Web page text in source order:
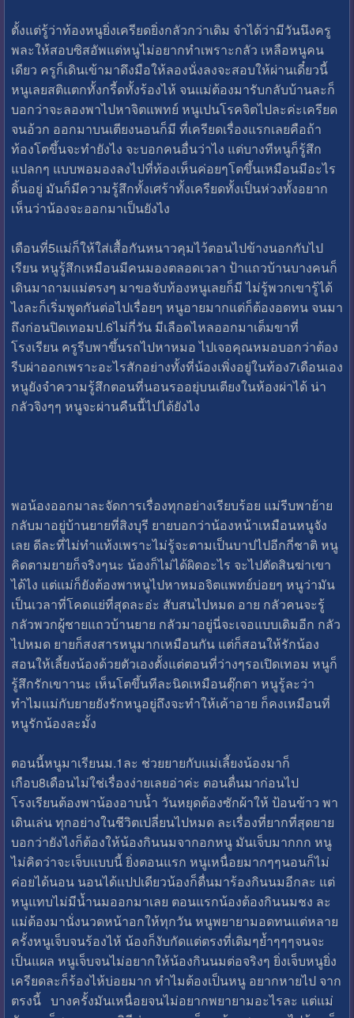
ตั้งแต่รู้ว่าท้องหนูยิ่งเครียดยิ่งกลัวกว่าเดิม จำได้ว่ามีวันนึงครู
พละให้สอบซิสอัพแต่หนูไม่อยากทำเพราะกลัว เหลือหนูคน
เดียว ครูก็เดินเข้ามาดึงมือให้ลองนั่งลงจะสอบให้ผ่านเดี๋ยวนี้
หนูเลยสติแตกทั้งกรี้ดทั้งร้องไห้ จนแม่ต้องมารับกลับบ้านละก็
บอกว่าจะลองพาไปหาจิตแพทย์ หนูเปนโรคจิตไปละค่ะเครียด
จนอ้วก ออกมาบนเตียงนอนก็มี ที่เครียดเรื่องแรกเลยคือถ้า
ท้องโตขึ้นจะทำยังไง จะบอกคนอื่นว่าไง แต่บางทีหนูก็รู้สึก
แปลกๆ แบบพอมองลงไปที่ท้องเห็นค่อยๆโตขึ้นเหมือนมีอะไร
ดิ้นอยู่ มันก็มีความรู้สึกทั้งเศร้าทั้งเครียดทั้งเป็นห่วงทั้งอยาก
เห็นว่าน้องจะออกมาเป็นยังไง
เดือนที่5แม่ก็ให้ใส่เสื้อกันหนาวคุมไว้ตอนไปข้างนอกกับไป
เรียน หนูรู้สึกเหมือนมีคนมองตลอดเวลา ป้าแถวบ้านบางคนก็
เดินมาถามแม่ตรงๆ มาขอจับท้องหนูเลยก็มี ไม่รู้พวกเขารู้ได้
ไงละก็เริ่มพูดกันต่อไปเรื่อยๆ หนูอายมากแต่ก็ต้องอดทน จนมา
ถึงก่อนปิดเทอมป.6ไม่กี่วัน มีเลือดไหลออกมาเต็มขาที่
โรงเรียน ครูรีบพาขึ้นรถไปหาหมอ ไปเจอคุณหมอบอกว่าต้อง
รีบผ่าออกเพราะอะไรสักอย่างทั้งที่น้องเพิ่งอยู่ในท้อง7เดือนเอง
หนูยังจำความรู้สึกตอนที่นอนรออยุ่บนเตียงในห้องผ่าได้ น่า
กลัวจิงๆๆ หนูจะผ่านคืนนี้ไปได้ยังไง
พอน้องออกมาละจัดการเรื่องทุกอย่างเรียบร้อย แม่รีบพาย้าย
กลับมาอยู่บ้านยายที่สิงบุรี ยายบอกว่าน้องหน้าเหมือนหนูจัง
เลย ดีละที่ไม่ทำแท้งเพราะไม่รู้จะตามเป็นบาปไปอีกกี่ชาติ หนู
คิดตามยายก็จริงๆนะ น้องก็ไม่ได้ผิดอะไร จะไปตัดสินฆ่าเขา
ได้ไง แต่แม่ก็ยังต้องพาหนูไปหาหมอจิตแพทย์บ่อยๆ หนูว่ามัน
เป็นเวลาที่โคดแย่ที่สุดละอ่ะ สับสนไปหมด อาย กลัวคนจะรู้
กลัวพวกผู้ชายแถวบ้านยาย กลัวมาอยู่นี่จะเจอแบบเดิมอีก กลัว
ไปหมด ยายก็สงสารหนูมากเหมือนกัน แต่ก็สอนให้รักน้อง
สอนให้เลี้ยงน้องด้วยตัวเองตั้งแต่ตอนที่ว่างๆรอเปิดเทอม หนูก็
รู้สึกรักเขาานะ เห็นโตขึ้นทีละนิดเหมือนตุ๊กตา หนูรู้ละว่า
ทำไมแม่กับยายยังรักหนูอยู่ถึงจะทำให้เค้าอาย ก็คงเหมือนที่
หนูรักน้องละมั้ง
ตอนนี้หนูมาเรียนม.1ละ ช่วยยายกับแม่เลี้ยงน้องมาก็
เกือบ8เดือนไม่ใช่เรื่องง่ายเลยอ่าค่ะ ตอนตื่นมาก่อนไป
โรงเรียนต้องพาน้องอาบน้ำ วันหยุดต้องซักผ้าให้ ป้อนข้าว พา
เดินเล่น ทุกอย่างในชีวิตเปลี่ยนไปหมด ละเรื่องที่ยากที่สุดยาย
บอกว่ายังไงก็ต้องให้น้องกินนมจากอกหนู มันเจ็บมากกก หนู
ไม่คิดว่าจะเจ็บแบบนี้ ยิ่งตอนแรก หนูเหนื่อยมากๆๆนอนก็ไม่
ค่อยได้นอน นอนได้แปปเดียวน้องก็ตื่นมาร้องกินนมอีกละ แต่
หนูแทบไม่มีน้ำนมออกมาเลย ตอนแรกน้องต้องกินนมชง ละ
แม่ต้องมานั่งนวดหน้าอกให้ทุกวัน หนูพยายามอดทนแต่หลาย
ครั้งหนูเจ็บจนร้องไห้ น้องก็งับกัดแต่ตรงที่เดิมๆย้ำๆๆๆจนจะ
เป็นแผล หนูเจ็บจนไม่อยากให้น้องกินนมต่อจริงๆ ยิ่งเจ็บหนูยิ่ง
เครียดละก็ร้องไห้บ่อยมาก ทำไมต้องเป็นหนู อยากหายไป จาก
ตรงนี้ บางครั้งมันเหนื่อยจนไม่อยากพยายามอะไรละ แต่แม่